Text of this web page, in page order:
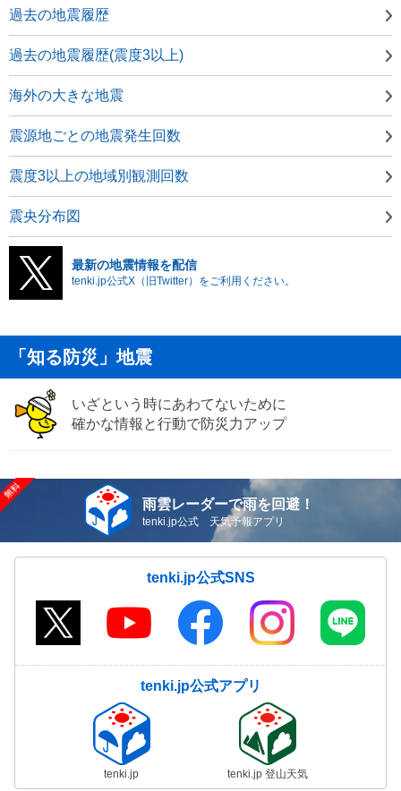
過去の地震履歴
過去の地震履歴(震度3以上)
海外の大きな地震
震源地ごとの地震発生回数
震度3以上の地域別観測回数
震央分布図
最新の地震情報を配信
tenki.jp公式X（旧Twitter）をご利用ください。
「知る防災」地震
いざという時にあわてないために
確かな情報と行動で防災力アップ
雨雲レーダーで雨を回避！
tenki.jp公式 天気予報アプリ
tenki.jp公式SNS
tenki.jp公式アプリ
tenki.jp tenki.jp 登山天気